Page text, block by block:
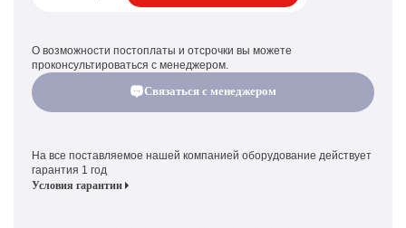
О возможности постоплаты и отсрочки вы можете
проконсультироваться с менеджером.
Связаться с менеджером
На все поставляемое нашей компанией оборудование действует
гарантия 1 год
Условия гарантии